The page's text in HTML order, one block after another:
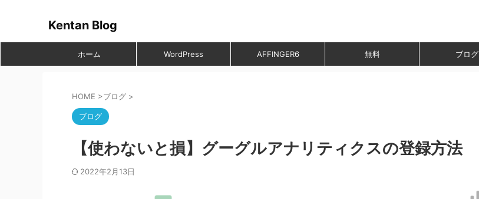
Kentan Blog
ホーム WordPress AFFINGER6 無料 ブログ
HOME >ブログ >
ブログ
【使わないと損】グーグルアナリティクスの登録方法
2022年2月13日